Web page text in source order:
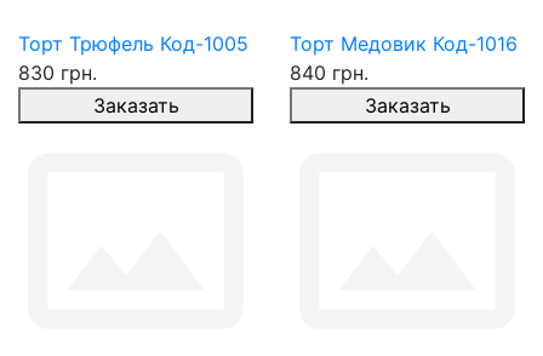
Торт Трюфель Код-1005
830 грн.
Заказать
Торт Медовик Код-1016
840 грн.
Заказать